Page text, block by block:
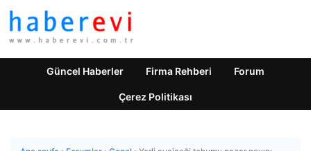
Güncel Haberler Firma Rehberi Forum
Çerez Politikası